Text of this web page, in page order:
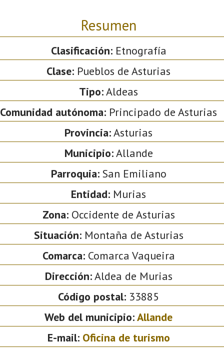
Resumen
Clasificación:Etnografía
Clase: Pueblos de Asturias
Tipo:Aldeas
Comunidad autónoma: Principado de Asturias
Provincia:Asturias
Municipio:Allande
Parroquia:San Emiliano
Entidad: Murias
Zona:Occidente de Asturias
Situación:Montaña de Asturias
Comarca:Comarca Vaqueira
Dirección:Aldea de Murias
Código postal: 33885
Web del municipio:Allande
E-mail: Oficina de turismo